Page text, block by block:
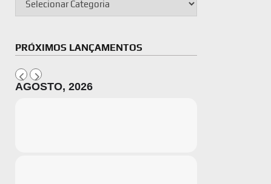
PRÓXIMOS LANÇAMENTOS
AGOSTO, 2026